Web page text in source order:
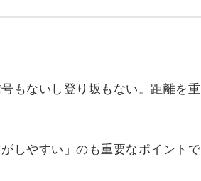
もないし登り坂もない。距離を重
しやすい」のも重要なポイントで